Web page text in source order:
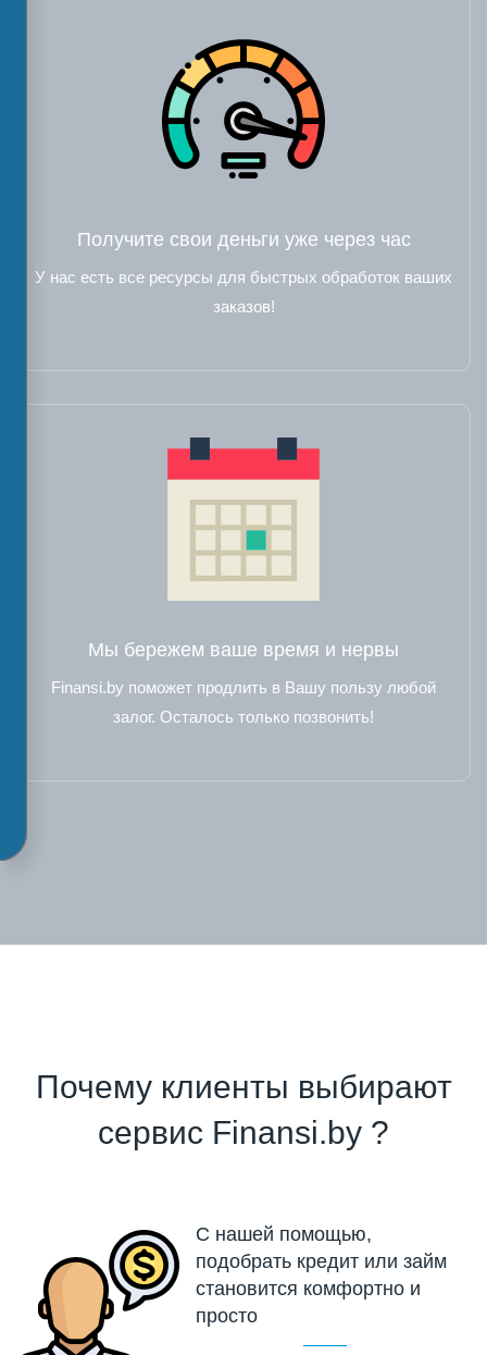
Получите свои деньги уже через час
У нас есть все ресурсы для быстрых обработок ваших
заказов!
Мы бережем ваше время и нервы
Finansi.by поможет продлить в Вашу пользу любой
залог. Осталось только позвонить!
Почему клиенты выбирают
сервис Finansi.by ?
С нашей помощью,
подобрать кредит или займ
становится комфортно и
просто